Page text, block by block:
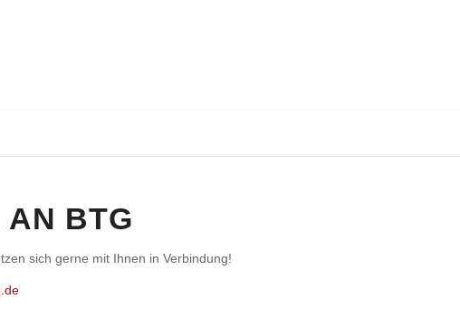
AN BTG
sich gerne mit Ihnen in Verbindung!